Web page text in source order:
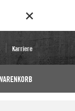
Karriere